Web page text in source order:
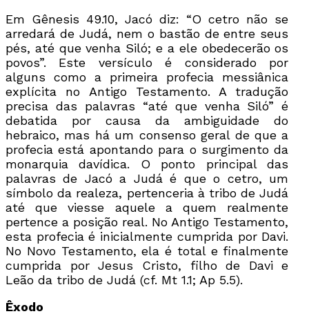
Em Gênesis 49.10, Jacó diz: “O cetro não se
arredará de Judá, nem o bastão de entre seus
pés, até que venha Siló; e a ele obedecerão os
povos”. Este versículo é considerado por
alguns como a primeira profecia messiânica
explícita no Antigo Testamento. A tradução
precisa das palavras “até que venha Siló” é
debatida por causa da ambiguidade do
hebraico, mas há um consenso geral de que a
profecia está apontando para o surgimento da
monarquia davídica. O ponto principal das
palavras de Jacó a Judá é que o cetro, um
símbolo da realeza, pertenceria à tribo de Judá
até que viesse aquele a quem realmente
pertence a posição real. No Antigo Testamento,
esta profecia é inicialmente cumprida por Davi.
No Novo Testamento, ela é total e finalmente
cumprida por Jesus Cristo, filho de Davi e
Leão da tribo de Judá (cf. Mt 1.1; Ap 5.5).
Êxodo